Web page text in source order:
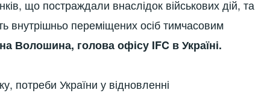
що постраждали внаслідок військових дій, та
внутрішньо переміщених осіб тимчасовим
Волошина, голова офісу IFC в Україні.
потреби України у відновленні